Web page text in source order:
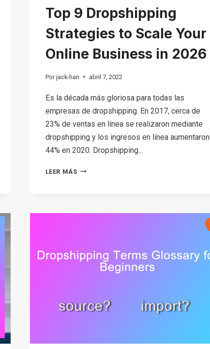
Top 9 Dropshipping
Strategies to Scale Your
Online Business in 2026
Por jack-han abril 7, 2022
Es la década más gloriosa para todas las
empresas de dropshipping. En 2017, cerca de
23% de ventas en línea se realizaron mediante
dropshipping y los ingresos en línea aumentaron
44% en 2020. Dropshipping...
LEER MÁSTOP
YOUR
ONLINE
2026